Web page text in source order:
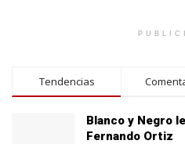
Tendencias
Blanco y Negro
Fernando Ortiz